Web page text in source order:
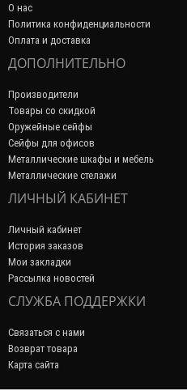
О нас
Политика конфиденциальности
Оплата и доставка
ДОПОЛНИТЕЛЬНО
Производители
Товары со скидкой
Оружейные сейфы
Сейфы для офисов
Металлические шкафы и мебель
Металлические стелажи
ЛИЧНЫЙ КАБИНЕТ
Личный кабинет
История заказов
Мои закладки
Рассылка новостей
СЛУЖБА ПОДДЕРЖКИ
Связаться с нами
Возврат товара
Карта сайта